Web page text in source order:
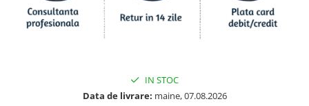
IN STOC
Data de livrare: maine, 07.08.2026